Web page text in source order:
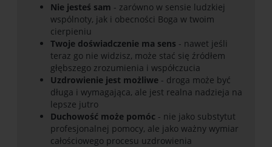
Nie jesteś sam - zarówno w sensie ludzkiej
wspólnoty, jak i obecności Boga w twoim
cierpieniu
Twoje doświadczenie ma sens - nawet jeśli
teraz go nie widzisz, może stać się źródłem
głębszego zrozumienia i współczucia
Uzdrowienie jest możliwe - droga może być
długa i wymagająca, ale jest realna nadzieja na
lepsze jutro
Duchowość może pomóc - nie jako substytut
profesjonalnej pomocy, ale jako ważny wymiar
całościowego procesu uzdrowienia